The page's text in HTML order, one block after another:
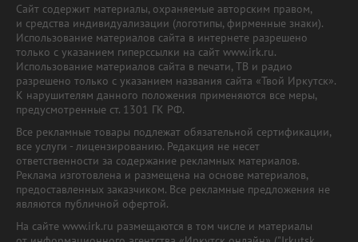
Сайт содержит материалы, охраняемые авторским правом,
и средства индивидуализации (логотипы, фирменные знаки).
Использование материалов сайта в интернете разрешено
только с указанием гиперссылки на сайт www.irk.ru.
Использование материалов сайта в печати, ТВ и радио
разрешено только с указанием названия сайта «Твой Иркутск».
К нарушителям данного положения применяются все меры,
предусмотренные ст. 1301 ГК РФ.
Все рекламные товары подлежат обязательной сертификации,
все услуги - лицензированию. Редакция не несет
ответственности за содержание рекламных материалов.
Реклама изготовлена и размещена на основе материалов,
предоставленных заказчиком. Все рекламные предложения не
являются публичной офертой.
На сайте www.irk.ru размещаются в том числе и материалы